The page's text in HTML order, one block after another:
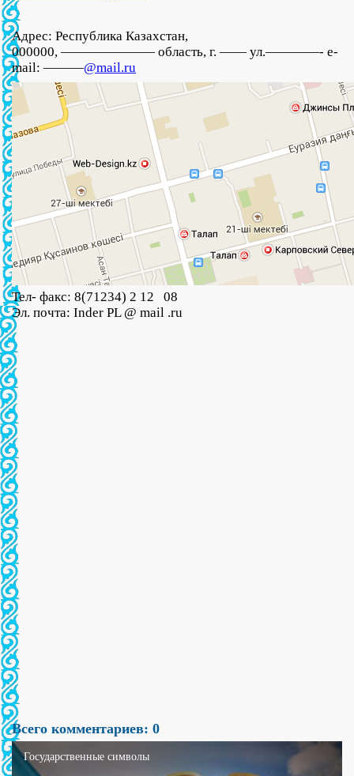
Адрес: Республика Казахстан,
000000, ——————— область, г. —— ул.————- e-
mail: ———@mail.ru
Тел- факс: 8(71234) 2 12 08
Эл. почта: Inder PL @ mail .ru
Всего комментариев: 0
Государственные символы